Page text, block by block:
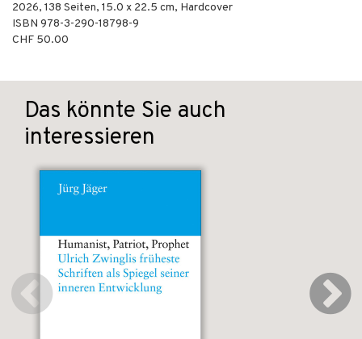
2026, 138 Seiten, 15.0 x 22.5 cm, Hardcover
ISBN 978-3-290-18798-9
CHF 50.00
Das könnte Sie auch
interessieren